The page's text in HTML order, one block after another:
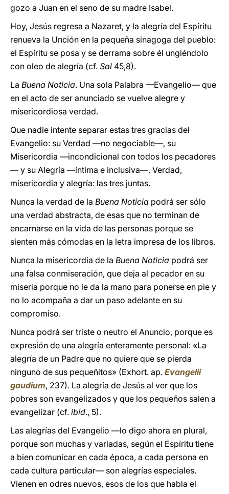
gozo a Juan en el seno de su madre Isabel.
Hoy, Jesús regresa a Nazaret, y la alegría del Espíritu
renueva la Unción en la pequeña sinagoga del pueblo:
el Espíritu se posa y se derrama sobre él ungiéndolo
con oleo de alegría (cf. Sal 45,8).
La Buena Noticia. Una sola Palabra —Evangelio— que
en el acto de ser anunciado se vuelve alegre y
misericordiosa verdad.
Que nadie intente separar estas tres gracias del
Evangelio: su Verdad —no negociable—, su
Misericordia —incondicional con todos los pecadores
— y su Alegría —íntima e inclusiva—. Verdad,
misericordia y alegría: las tres juntas.
Nunca la verdad de la Buena Noticia podrá ser sólo
una verdad abstracta, de esas que no terminan de
encarnarse en la vida de las personas porque se
sienten más cómodas en la letra impresa de los libros.
Nunca la misericordia de la Buena Noticia podrá ser
una falsa conmiseración, que deja al pecador en su
miseria porque no le da la mano para ponerse en pie y
no lo acompaña a dar un paso adelante en su
compromiso.
Nunca podrá ser triste o neutro el Anuncio, porque es
expresión de una alegría enteramente personal: «La
alegría de un Padre que no quiere que se pierda
ninguno de sus pequeñitos» (Exhort. ap. Evangelii
gaudium, 237). La alegría de Jesús al ver que los
pobres son evangelizados y que los pequeños salen a
evangelizar (cf. ibíd., 5).
Las alegrías del Evangelio —lo digo ahora en plural,
porque son muchas y variadas, según el Espíritu tiene
a bien comunicar en cada época, a cada persona en
cada cultura particular— son alegrías especiales.
Vienen en odres nuevos, esos de los que habla el